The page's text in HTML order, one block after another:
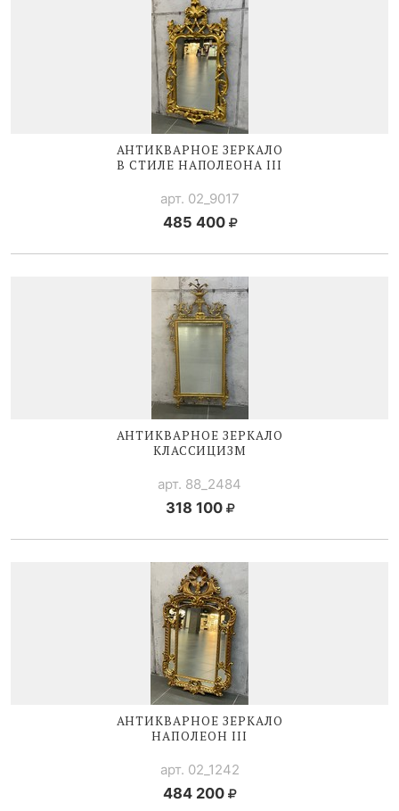
АНТИКВАРНОЕ ЗЕРКАЛО
В СТИЛЕ НАПОЛЕОНА III
арт. 02_9017
485 400
АНТИКВАРНОЕ ЗЕРКАЛО
КЛАССИЦИЗМ
арт. 88_2484
318 100
АНТИКВАРНОЕ ЗЕРКАЛО
НАПОЛЕОН III
арт. 02_1242
484 200